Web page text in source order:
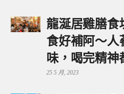
龍涎居雞膳食
食好補阿～人
味，喝完精神
25 5 月, 2023